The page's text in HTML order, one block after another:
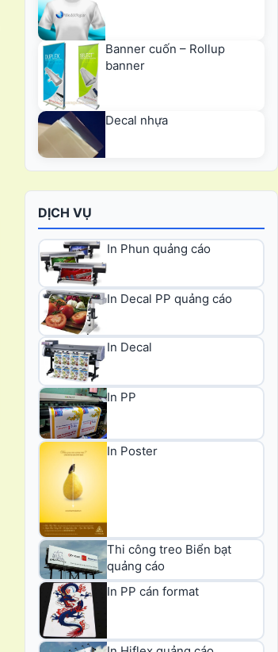
Banner cuốn – Rollup
banner
Decal nhựa
DỊCH VỤ
In Phun quảng cáo
In Decal PP quảng cáo
In Decal
In PP
In Poster
Thi công treo Biển bạt
quảng cáo
In PP cán format